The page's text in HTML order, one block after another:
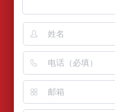
佛山市南
全国服务热
E-Mail
公司地址